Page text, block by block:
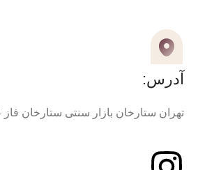
آدرس:
تهران ستارخان بازار سنتی ستارخان فاز 4 پ 4/109